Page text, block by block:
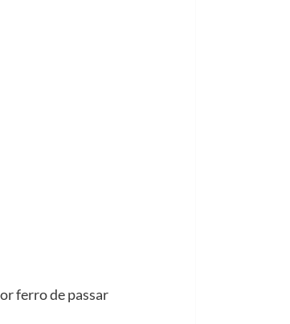
ferro de passar